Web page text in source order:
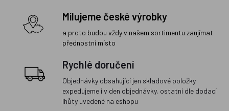
Milujeme české výrobky
a proto budou vždy v našem sortimentu zaujímat
přednostní místo
Rychlé doručení
Objednávky obsahující jen skladové položky
expedujeme i v den objednávky, ostatní dle dodací
lhůty uvedené na eshopu